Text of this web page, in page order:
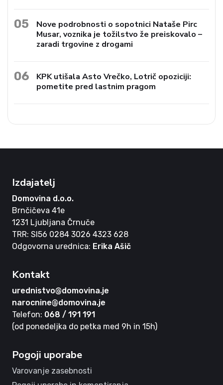
05
Nove podrobnosti o sopotnici Nataše Pirc
Musar, voznika je tožilstvo že preiskovalo –
zaradi trgovine z drogami
06
KPK utišala Asto Vrečko, Lotrič opoziciji:
pometite pred lastnim pragom
Izdajatelj
Domovina d.o.o.
Brnčičeva 41e
1231 Ljubljana Črnuče
TRR: SI56 0284 3026 4323 628
Odgovorna urednica: Erika Ašič
Kontakt
urednistvo@domovina.je
narocnine@domovina.je
Telefon: 068 / 191 191
(od ponedeljka do petka med 9h in 15h)
Pogoji uporabe
Varovanje zasebnosti